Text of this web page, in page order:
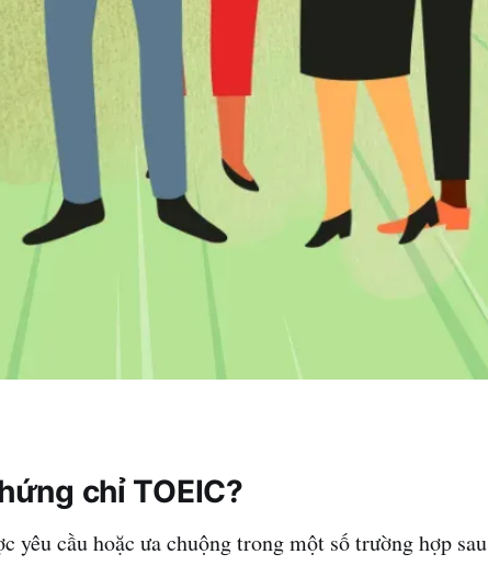
chỉ TOEIC?
cầu hoặc ưa chuộng trong một số trường hợp sau